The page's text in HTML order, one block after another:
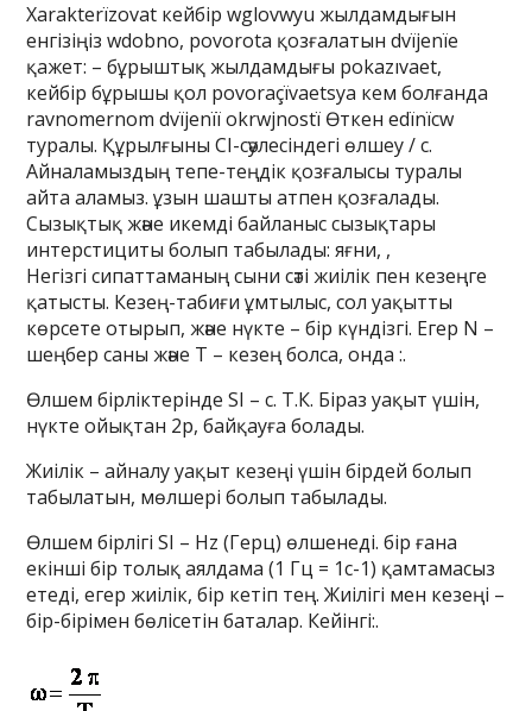
Xarakterïzovat кейбір wglovwyu жылдамдығын
енгізіңіз wdobno, povorota қозғалатын dvïjenïe
қажет: – бұрыштық жылдамдығы pokazıvaet,
кейбір бұрышы қол povoraçïvaetsya кем болғанда
ravnomernom dvïjenïï okrwjnostï Өткен edïnïcw
туралы. Құрылғыны CI-сәулесіндегі өлшеу / c.
Айналамыздың тепе-теңдік қозғалысы туралы
айта аламыз. ұзын шашты атпен қозғалады.
Сызықтық және икемді байланыс сызықтары
интерстициты болып табылады: яғни, ,
Негізгі сипаттаманың сыни сәті жиілік пен кезеңге
қатысты. Кезең-табиғи ұмтылыс, сол уақытты
көрсете отырып, және нүкте – бір күндізгі. Егер N –
шеңбер саны және T – кезең болса, онда :.
Өлшем бірліктерінде SI – с. Т.К. Біраз уақыт үшін,
нүкте ойықтан 2p, байқауға болады.
Жиілік – айналу уақыт кезеңі үшін бірдей болып
табылатын, мөлшері болып табылады.
Өлшем бірлігі SI – Hz (Герц) өлшенеді. бір ғана
екінші бір толық аялдама (1 Гц = 1c-1) қамтамасыз
етеді, егер жиілік, бір кетіп тең. Жиілігі мен кезеңі –
бір-бірімен бөлісетін баталар. Кейінгі:.